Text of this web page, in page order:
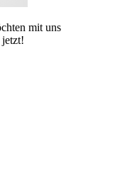
mit uns
jetzt!